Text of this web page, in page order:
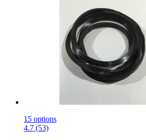
15 options
4.7 (53)